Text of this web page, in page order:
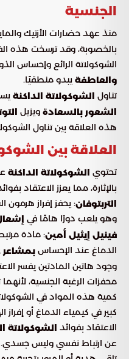
الجنسية
منذ عهد حضارات الأزتيك
بالخصوبة، وقد ترسخت هذه
الشوكولاتة الرائع وإحساس
والعاطفة يبدو منطقيًا.
تناول الشوكولاتة الداكنة
الشعور بالسعادة ويزيل
هذه العلاقة بين تناول
العلاقة بين
تحتوي الشوكولاتة الداكنة
بالإثارة، مما يعزز الاعتقاد
التربتوفان: يحفز إفراز هرمون
وهو يلعب دورًا هامًا في
فينيل إيثيل أمين: مادة
الدماغ عند الإحساس بمشاعر
وجود هاتين المادتين يفسر
محفزات الرغبة الجنسية،
كمية هذه المواد في
كبير في كيمياء الدماغ أو إفراز
الاعتقاد بفوائد الشوكولاتة
عن ارتباط نفسي وليس جسدي.